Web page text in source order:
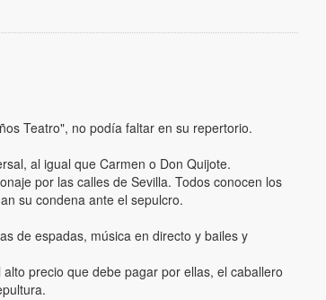
Teatro", no podía faltar en su repertorio.
al igual que Carmen o Don Quijote.
por las calles de Sevilla. Todos conocen los
su condena ante el sepulcro.
de espadas, música en directo y bailes y
precio que debe pagar por ellas, el caballero